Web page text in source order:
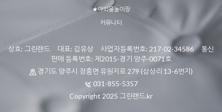
★야외물놀이장
커뮤니티
상호: 그린랜드 대표: 김유상 사업자등록번호: 217-02-34586 통신
판매 등록번호: 제2015-경기 양주-0071호
경기도 양주시 장흥면 유원지로 279 (삼상리 13-6번지)
031-855-5357
Copyright 2025 그린랜드.kr